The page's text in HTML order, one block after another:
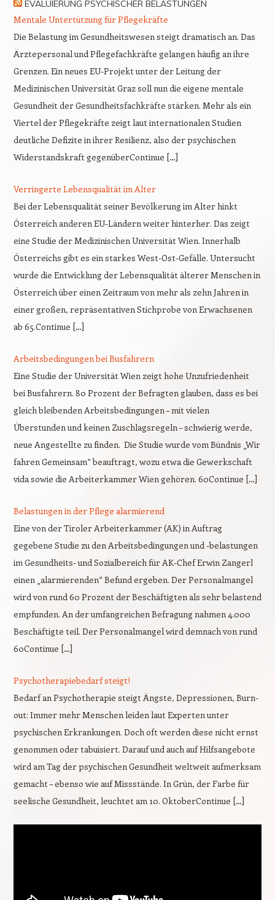
EVALUIERUNG PSYCHISCHER BELASTUNGEN
Mentale Untertützung für Pflegekräfte
Die Belastung im Gesundheitswesen steigt dramatisch an. Das
Ärztepersonal und Pflegefachkräfte gelangen häufig an ihre
Grenzen. Ein neues EU-Projekt unter der Leitung der
Medizinischen Universität Graz soll nun die eigene mentale
Gesundheit der Gesundheitsfachkräfte stärken. Mehr als ein
Viertel der Pflegekräfte zeigt laut internationalen Studien
deutliche Defizite in ihrer Resilienz, also der psychischen
Widerstandskraft gegenüberContinue […]
Verringerte Lebensqualität im Alter
Bei der Lebensqualität seiner Bevölkerung im Alter hinkt
Österreich anderen EU-Ländern weiter hinterher. Das zeigt
eine Studie der Medizinischen Universität Wien. Innerhalb
Österreichs gibt es ein starkes West-Ost-Gefälle. Untersucht
wurde die Entwicklung der Lebensqualität älterer Menschen in
Österreich über einen Zeitraum von mehr als zehn Jahren in
einer großen, repräsentativen Stichprobe von Erwachsenen
ab 65.Continue […]
Arbeitsbedingungen bei Busfahrern
Eine Studie der Universität Wien zeigt hohe Unzufriedenheit
bei Busfahrern. 80 Prozent der Befragten glauben, dass es bei
gleich bleibenden Arbeitsbedingungen – mit vielen
Überstunden und keinen Zuschlagsregeln – schwierig werde,
neue Angestellte zu finden. Die Studie wurde vom Bündnis „Wir
fahren Gemeinsam“ beauftragt, wozu etwa die Gewerkschaft
vida sowie die Arbeiterkammer Wien gehören. 60Continue […]
Belastungen in der Pflege alarmierend
Eine von der Tiroler Arbeiterkammer (AK) in Auftrag
gegebene Studie zu den Arbeitsbedingungen und -belastungen
im Gesundheits- und Sozialbereich für AK-Chef Erwin Zangerl
einen „alarmierenden“ Befund ergeben. Der Personalmangel
wird von rund 60 Prozent der Beschäftigten als sehr belastend
empfunden. An der umfangreichen Befragung nahmen 4.000
Beschäftigte teil. Der Personalmangel wird demnach von rund
60Continue […]
Psychotherapiebedarf steigt!
Bedarf an Psychotherapie steigt Ängste, Depressionen, Burn-
out: Immer mehr Menschen leiden laut Experten unter
psychischen Erkrankungen. Doch oft werden diese nicht ernst
genommen oder tabuisiert. Darauf und auch auf Hilfsangebote
wird am Tag der psychischen Gesundheit weltweit aufmerksam
gemacht – ebenso wie auf Missstände. In Grün, der Farbe für
seelische Gesundheit, leuchtet am 10. OktoberContinue […]